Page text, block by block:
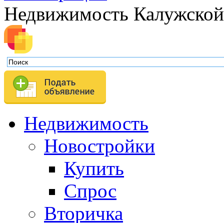
Недвижимость
Недвижимость
Новостройки
Купить
Спрос
Вторичка